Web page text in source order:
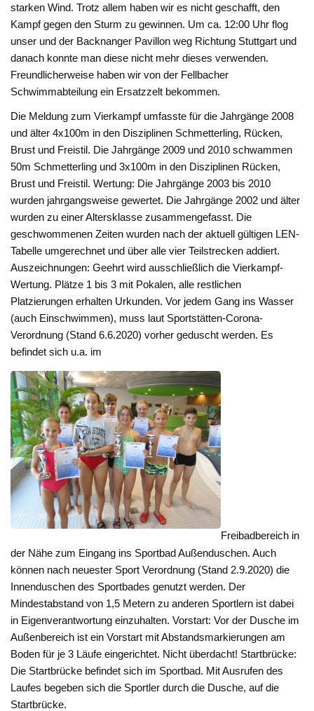
starken Wind. Trotz allem haben wir es nicht geschafft, den
Kampf gegen den Sturm zu gewinnen. Um ca. 12:00 Uhr flog
unser und der Backnanger Pavillon weg Richtung Stuttgart und
danach konnte man diese nicht mehr dieses verwenden.
Freundlicherweise haben wir von der Fellbacher
Schwimmabteilung ein Ersatzzelt bekommen.
Die Meldung zum Vierkampf umfasste für die Jahrgänge 2008
und älter 4x100m in den Disziplinen Schmetterling, Rücken,
Brust und Freistil. Die Jahrgänge 2009 und 2010 schwammen
50m Schmetterling und 3x100m in den Disziplinen Rücken,
Brust und Freistil. Wertung: Die Jahrgänge 2003 bis 2010
wurden jahrgangsweise gewertet. Die Jahrgänge 2002 und älter
wurden zu einer Altersklasse zusammengefasst. Die
geschwommenen Zeiten wurden nach der aktuell gültigen LEN-
Tabelle umgerechnet und über alle vier Teilstrecken addiert.
Auszeichnungen: Geehrt wird ausschließlich die Vierkampf-
Wertung. Plätze 1 bis 3 mit Pokalen, alle restlichen
Platzierungen erhalten Urkunden. Vor jedem Gang ins Wasser
(auch Einschwimmen), muss laut Sportstätten-Corona-
Verordnung (Stand 6.6.2020) vorher geduscht werden. Es
befindet sich u.a. im
Freibadbereich in
der Nähe zum Eingang ins Sportbad Außenduschen. Auch
können nach neuester Sport Verordnung (Stand 2.9.2020) die
Innenduschen des Sportbades genutzt werden. Der
Mindestabstand von 1,5 Metern zu anderen Sportlern ist dabei
in Eigenverantwortung einzuhalten. Vorstart: Vor der Dusche im
Außenbereich ist ein Vorstart mit Abstandsmarkierungen am
Boden für je 3 Läufe eingerichtet. Nicht überdacht! Startbrücke:
Die Startbrücke befindet sich im Sportbad. Mit Ausrufen des
Laufes begeben sich die Sportler durch die Dusche, auf die
Startbrücke.